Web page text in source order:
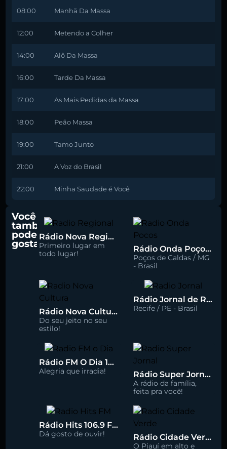
08:00 Manhã Da Massa
12:00 Metendo a Colher
14:00 Alô Da Massa
16:00 Tarde Da Massa
17:00 As Mais Pedidas da Massa
18:00 Peão Massa
19:00 Tamo Junto
21:00 A Voz do Brasil
22:00 Minha Saudade é Você
Você
também
pode
gostar
Rádio Nova Regional 91.5 FM
Primeiro lugar em
todo lugar!
Rádio Onda Poços 96.7 FM
Poços de Caldas / MG
- Brasil
Rádio Nova Cultura 93.1 FM
Do seu jeito no seu
estilo!
Rádio Jornal de Recife 90.3 FM
Recife / PE - Brasil
Rádio FM O Dia 100.5
Alegria que irradia! Rádio Super Jornal 105.7 FM
A rádio da família,
feita pra você!
Rádio Hits 106.9 FM
Dá gosto de ouvir! Rádio Cidade Verde 93.5 FM
O Piauí em alto e